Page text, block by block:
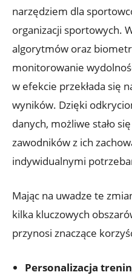
narzędziem dla
organizacji sportowych.
algorytmów oraz
monitorowanie
w efekcie przekłada się
wyników. Dzięki
danych, możliwe stało
zawodników z ich
indywidualnymi
Mając na uwadze te
kilka kluczowych
przynosi znaczące
Personalizacja